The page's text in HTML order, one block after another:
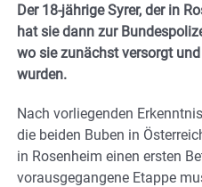
Der 18-jährige Syrer, der in
hat sie dann zur
wo sie zunächst versorgt
wurden.
Nach vorliegenden
die beiden Buben in
in Rosenheim einen ersten
vorausgegangene Etappe